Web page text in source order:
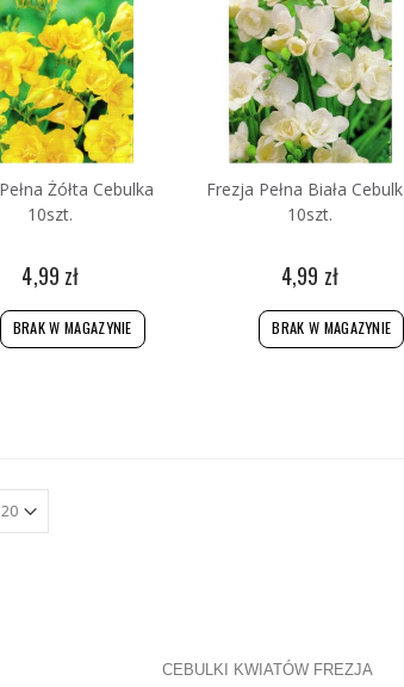
Żółta Cebulka
10szt.
4,99 zł
BRAK W MAGAZYNIE
Frezja Pełna Biała
10szt.
4,99 zł
BRAK W MAGAZYNIE
CEBULKI KWIATÓW FREZJA